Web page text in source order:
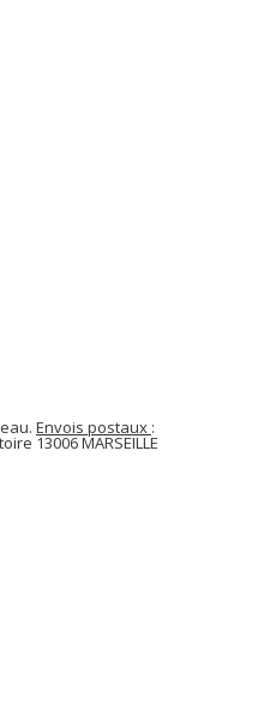
Envois postaux :
13006 MARSEILLE